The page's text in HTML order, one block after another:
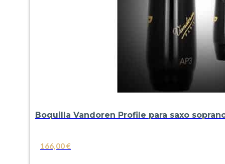
Boquilla Vandoren Profile para saxo
166,00€